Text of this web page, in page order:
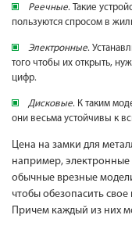
Реечные. Такие
пользуются спросом в
Электронные.
того чтобы их открыть,
цифр.
Дисковые. К таким
они весьма устойчивы к
Цена на замки для
например, электронные
обычные врезные
чтобы обезопасить
Причем каждый из них